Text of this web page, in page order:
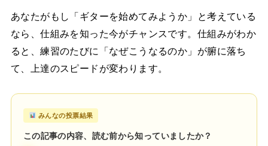
あなたがもし「ギターを始めてみようか」と考えている
なら、仕組みを知った今がチャンスです。仕組みがわか
ると、練習のたびに「なぜこうなるのか」が腑に落ち
て、上達のスピードが変わります。
みんなの投票結果
この記事の内容、読む前から知っていましたか？